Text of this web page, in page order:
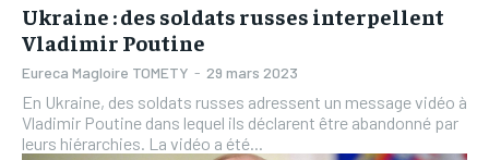
Ukraine : des soldats russes interpellent
Vladimir Poutine
Eureca Magloire TOMETY - 29 mars 2023
En Ukraine, des soldats russes adressent un message vidéo à
Vladimir Poutine dans lequel ils déclarent être abandonné par
leurs hiérarchies. La vidéo a été...